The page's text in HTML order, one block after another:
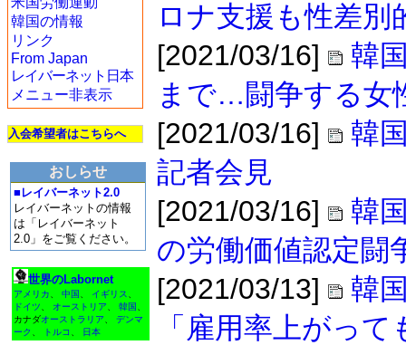
韓国の情報
リンク
From Japan
レイバーネット日本
メニュー非表示
入会希望者はこちらへ
おしらせ
■レイバーネット2.0
レイバーネットの情報
は「レイバーネット
2.0」をご覧ください。
世界のLabornet
アメリカ 中国 イギリス
ドイツ
オーストリア 韓国
カナダオーストラリア
デンマ
ーク
トルコ 日本
ロナ支援も性差別
[2021/03/16]
韓
まで…闘争する女
[2021/03/16]
韓
記者会見
[2021/03/16]
韓
の労働価値認定闘
[2021/03/13]
韓
「雇用率上がっ